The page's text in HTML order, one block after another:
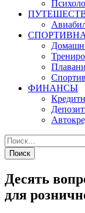
ФИНАНСЫ
Десять
для